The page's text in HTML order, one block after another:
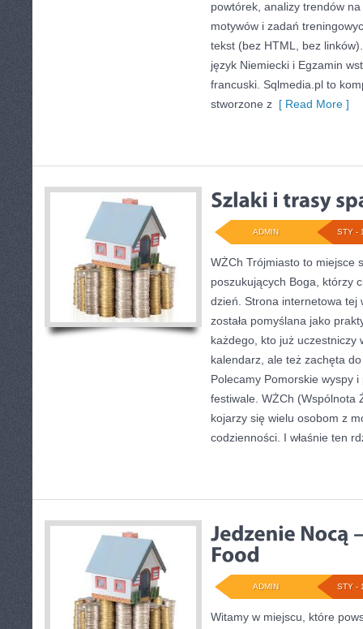
powtórek, analizy trendów
motywów i zadań
tekst (bez HTML, bez
język Niemiecki i Egzamin
francuski. Sqlmedia.pl to
stworzone z [ Read More ]
STY -
ADMIN
WŻCh Trójmiasto to miejsce
poszukujących Boga, którzy
dzień. Strona internetowa tej
została pomyślana jako
każdego, kto już uczestniczy
kalendarz, ale też zachęta
Polecamy Pomorskie wyspy i
festiwale. WŻCh (Wspólnota
kojarzy się wielu osobom z
codzienności. I właśnie ten
STY -
ADMIN
Witamy w miejscu, które